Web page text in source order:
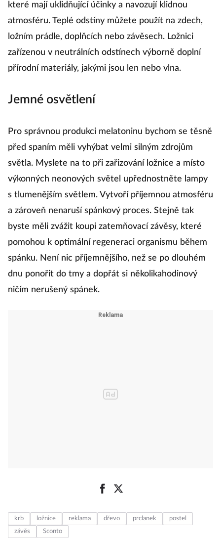
které mají uklidňující účinky a navozují klidnou
atmosféru. Teplé odstíny můžete použít na zdech,
ložním prádle, doplňcích nebo závěsech. Ložnici
zařízenou v neutrálních odstínech výborně doplní
přírodní materiály, jakými jsou len nebo vlna.
Jemné osvětlení
Pro správnou produkci melatoninu bychom se těsně
před spaním měli vyhýbat velmi silným zdrojům
světla. Myslete na to při zařizování ložnice a místo
výkonných neonových světel upřednostněte lampy
s tlumenějším světlem. Vytvoří příjemnou atmosféru
a zároveň nenaruší spánkový proces. Stejně tak
byste měli zvážit koupi zatemňovací závěsy, které
pomohou k optimální regeneraci organismu během
spánku. Není nic příjemnějšího, než se po dlouhém
dnu ponořit do tmy a dopřát si několikahodinový
ničím nerušený spánek.
krb ložnice reklama dřevo prclanek
postel
závěs
Sconto